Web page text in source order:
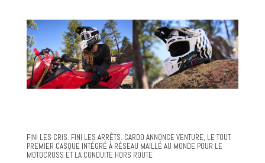
FINI LES CRIS. FINI LES ARRÊTS. CARDO ANNONCE VENTURE, LE TOUT
PREMIER CASQUE INTÉGRÉ À RÉSEAU MAILLÉ AU MONDE POUR LE
MOTOCROSS ET LA CONDUITE HORS ROUTE